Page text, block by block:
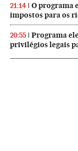
21:14
O programa
impostos para os
20:55
Programa
privilégios legais